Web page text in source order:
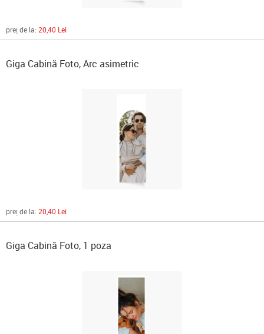
preț de la: 20,40 Lei
Giga Cabină Foto, Arc asimetric
preț de la: 20,40 Lei
Giga Cabină Foto, 1 poza